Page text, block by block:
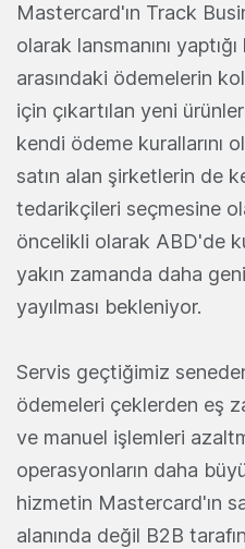
Mastercard'ın Track
olarak lansmanını
arasındaki ödemelerin
için çıkartılan yeni
kendi ödeme kurallarını
satın alan şirketlerin de
tedarikçileri seçmesine
öncelikli olarak ABD'de
yakın zamanda daha
yayılması bekleniyor.
Servis geçtiğimiz
ödemeleri çeklerden eş
ve manuel işlemleri
operasyonların daha
hizmetin Mastercard'ın
alanında değil B2B